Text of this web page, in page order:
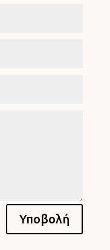
Υποβολή